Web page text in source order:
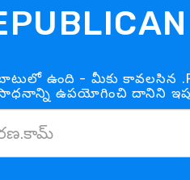
ఉంది - మీకు కావలసిన
ఉపయోగించి దానిని